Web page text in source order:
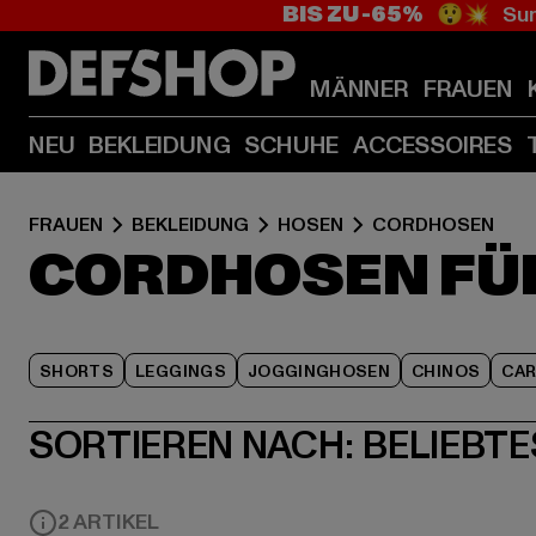
BIS ZU -65% 😲💥
MÄNNER FRAUEN
NEU BEKLEIDUNG SCHUHE ACCESSOIRES
FRAUEN BEKLEIDUNG HOSEN CORDHOSEN
CORDHOSEN
SHORTS LEGGINGS JOGGINGHOSEN CHINOS
SORTIEREN NACH:
2 ARTIKEL